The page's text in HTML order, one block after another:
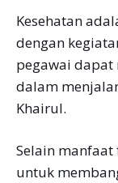
Kesehatan
dengan
pegawai dapat
dalam
Khairul.
Selain
untuk